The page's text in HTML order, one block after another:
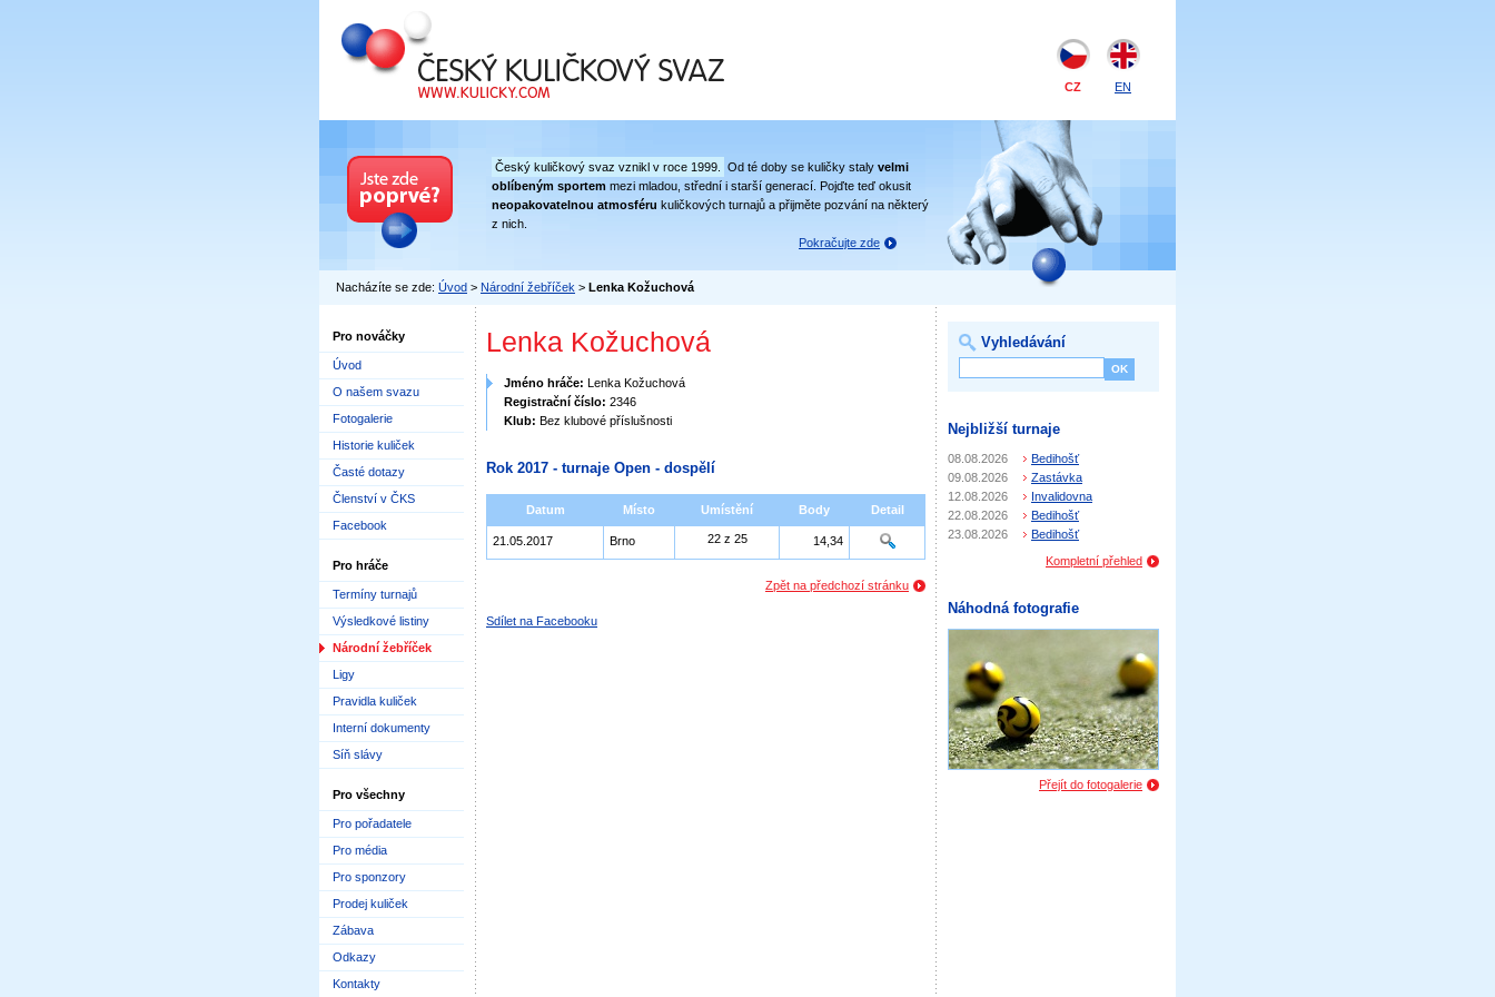
Český kuličkový svaz
CZ EN
Český kuličkový svaz vznikl v roce 1999. Od té doby se kuličky staly velmi
oblíbeným sportem mezi mladou, střední i starší generací. Pojďte teď okusit
neopakovatelnou atmosféru kuličkových turnajů a přijměte pozvání na některý
z nich.
Pokračujte zde
Nacházíte se zde: Úvod > Národní žebříček > Lenka Kožuchová
Pro nováčky
Úvod
O našem svazu
Fotogalerie
Historie kuliček
Časté dotazy
Členství v ČKS
Facebook
Pro hráče
Termíny turnajů
Výsledkové listiny
Národní žebříček
Ligy
Pravidla kuliček
Interní dokumenty
Síň slávy
Pro všechny
Pro pořadatele
Pro média
Pro sponzory
Prodej kuliček
Zábava
Odkazy
Kontakty
Lenka Kožuchová
Jméno hráče: Lenka Kožuchová
Registrační číslo: 2346
Klub: Bez klubové příslušnosti
Rok 2017 - turnaje Open - dospělí
Datum Místo Umístění Body Detail
21.05.2017 Brno 22 z 25 14,34
Zpět na předchozí stránku
Sdílet na Facebooku
Vyhledávání
Nejbližší turnaje
08.08.2026
Bedihošť
09.08.2026
Zastávka
12.08.2026
Invalidovna
22.08.2026
Bedihošť
23.08.2026
Bedihošť
Kompletní přehled
Náhodná fotografie
Přejít do fotogalerie